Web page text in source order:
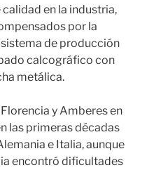
en la industria,
por la
de producción
calcográfico con
metálica.
y Amberes en
las primeras décadas
e Italia, aunque
encontró dificultades